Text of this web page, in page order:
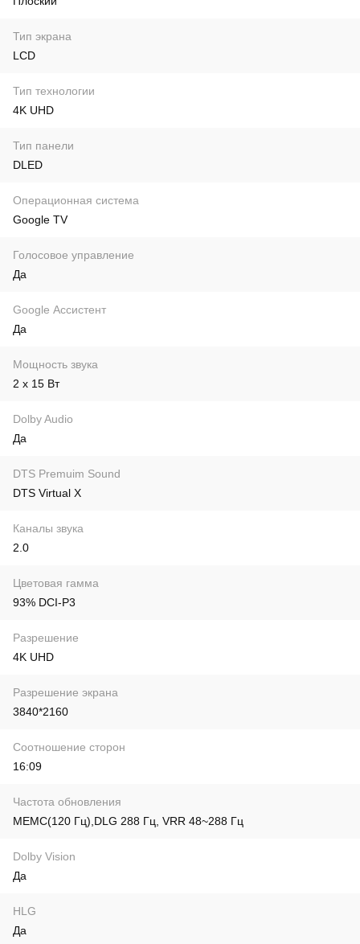
Тип экрана
LCD
Тип технологии
4K UHD
Тип панели
DLED
Операционная система
Google TV
Голосовое управление
Да
Google Ассистент
Да
Мощность звука
2 x 15 Вт
Dolby Audio
Да
DTS Premuim Sound
DTS Virtual X
Каналы звука
2.0
Цветовая гамма
93% DCI-P3
Разрешение
4K UHD
Разрешение экрана
3840*2160
Соотношение сторон
16:09
Частота обновления
MEMC(120 Гц),DLG 288 Гц, VRR 48~288 Гц
Dolby Vision
Да
HLG
Да